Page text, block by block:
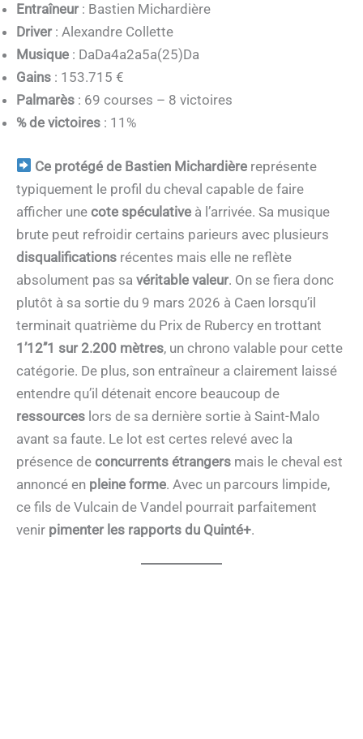
Entraîneur: Bastien Michardière
Driver: Alexandre Collette
Musique : DaDa4a2a5a(25)Da
Gains : 153.715 €
Palmarès : 69 courses – 8 victoires
% de victoires : 11%
Ce protégé de Bastien Michardière représente
typiquement le profil du cheval capable de faire
afficher une cote spéculative à l’arrivée. Sa musique
brute peut refroidir certains parieurs avec plusieurs
disqualifications récentes mais elle ne reflète
absolument pas sa véritable valeur. On se fiera donc
plutôt à sa sortie du 9 mars 2026 à Caen lorsqu’il
terminait quatrième du Prix de Rubercy en trottant
1’12’’1 sur 2.200 mètres, un chrono valable pour cette
catégorie. De plus, son entraîneur a clairement laissé
entendre qu’il détenait encore beaucoup de
ressources lors de sa dernière sortie à Saint-Malo
avant sa faute. Le lot est certes relevé avec la
présence de concurrents étrangers mais le cheval est
annoncé en pleine forme. Avec un parcours limpide,
ce fils de Vulcain de Vandel pourrait parfaitement
venir pimenter les rapports du Quinté+.